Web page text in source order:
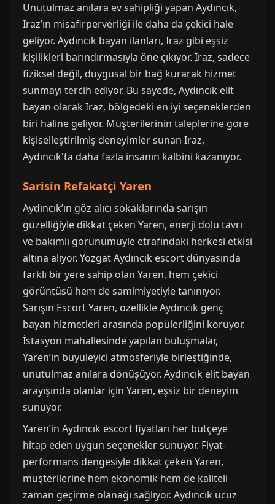
Unutulmaz anılara ev sahipliği yapan Aydıncık,
Iraz’ın misafirperverliği ile daha da çekici hale
geliyor. Aydıncık bayan ilanları, Iraz gibi eşsiz
kişilikleri barındırmasıyla öne çıkıyor. Iraz, sadece
fiziksel değil, duygusal bir bağ kurarak hizmet
sunmayı tercih ediyor. Bu sayede, Aydıncık elit
bayan olarak Iraz, bölgedeki en iyi seçeneklerden
biri haline geliyor. Müşterilerinin taleplerine göre
kişiselleştirilmiş deneyimler sunan Iraz,
Aydıncık'ta daha fazla insanın kalbini kazanıyor.
Sarisin Refakatçi Yaren
Aydıncık’ın göz alıcı sokaklarında sarışın
güzelliğiyle dikkat çeken Yaren, enerji dolu tavrı
ve bakımlı görünümüyle etrafındaki herkesi etkisi
altına alıyor. Yozgat Aydıncık escort dünyasında
farklı bir yere sahip olan Yaren, hem çekici
görüntüsü hem de samimiyetiyle tanınıyor.
Sarışın Escort Yaren, özellikle Aydıncık genç
bayan hizmetleri arasında popülerliğini koruyor.
İstasyon mahallesinde yapılan buluşmalar,
Yaren’in büyüleyici atmosferiyle birleştiğinde,
unutulmaz anılara dönüşüyor. Aydıncık elit bayan
arayışında olanlar için Yaren, eşsiz bir deneyim
sunuyor.
Yaren’in Aydıncık escort fiyatları her bütçeye
hitap eden uygun seçenekler sunuyor. Fiyat-
performans dengesiyle dikkat çeken Yaren,
müşterilerine hem ekonomik hem de kaliteli
zaman geçirme olanağı sağlıyor. Aydıncık ucuz